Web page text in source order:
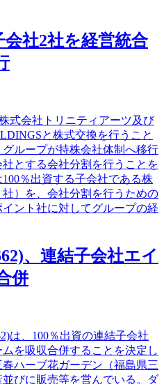
社2社を経営統合
式会社トリニティアーツ及び
と株式交換を行うこと
ループが持株会社体制へ移行
とする会社分割を行うことを
％出資する子会社である株
）を、会社分割を行うための
ント社に対してグループの経
、連結子会社エイ
併
は、100％出資の連結子会社
を吸収合併することを決定し
ハーブ花ガーデン（福島県三
びに販売等を営んでいる。ダ